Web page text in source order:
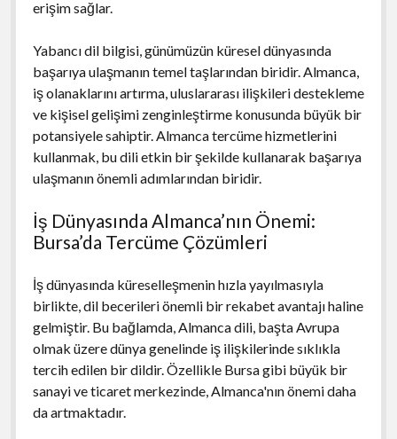
erişim sağlar.
Yabancı dil bilgisi, günümüzün küresel dünyasında
başarıya ulaşmanın temel taşlarından biridir. Almanca,
iş olanaklarını artırma, uluslararası ilişkileri destekleme
ve kişisel gelişimi zenginleştirme konusunda büyük bir
potansiyele sahiptir. Almanca tercüme hizmetlerini
kullanmak, bu dili etkin bir şekilde kullanarak başarıya
ulaşmanın önemli adımlarından biridir.
İş Dünyasında Almanca’nın Önemi:
Bursa’da Tercüme Çözümleri
İş dünyasında küreselleşmenin hızla yayılmasıyla
birlikte, dil becerileri önemli bir rekabet avantajı haline
gelmiştir. Bu bağlamda, Almanca dili, başta Avrupa
olmak üzere dünya genelinde iş ilişkilerinde sıklıkla
tercih edilen bir dildir. Özellikle Bursa gibi büyük bir
sanayi ve ticaret merkezinde, Almanca'nın önemi daha
da artmaktadır.